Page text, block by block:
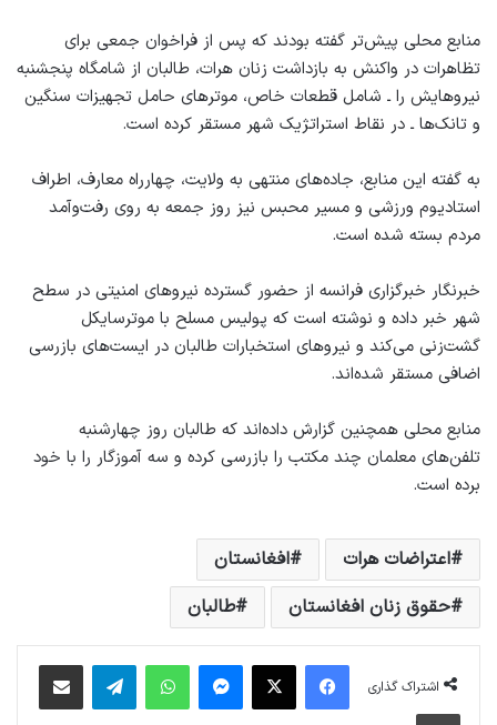
منابع محلی پیش‌تر گفته بودند که پس از فراخوان جمعی برای
تظاهرات در واکنش به بازداشت زنان هرات، طالبان از شامگاه پنجشنبه
نیروهایش را ـ شامل قطعات خاص، موترهای حامل تجهیزات سنگین
و تانک‌ها ـ در نقاط استراتژیک شهر مستقر کرده است.
به گفته این منابع، جاده‌های منتهی به ولایت، چهارراه معارف، اطراف
استادیوم ورزشی و مسیر محبس نیز روز جمعه به روی رفت‌وآمد
مردم بسته شده است.
خبرنگار خبرگزاری فرانسه از حضور گسترده نیروهای امنیتی در سطح
شهر خبر داده و نوشته است که پولیس مسلح با موترسایکل
گشت‌زنی می‌کند و نیروهای استخبارات طالبان در ایست‌های بازرسی
اضافی مستقر شده‌اند.
منابع محلی همچنین گزارش داده‌اند که طالبان روز چهارشنبه
تلفن‌های معلمان چند مکتب را بازرسی کرده و سه آموزگار را با خود
برده است.
اعتراضات هرات
افغانستان
حقوق زنان افغانستان
طالبان
اشتراک گذاری
فیس بوک X پیام رسان واتس آپ تلگرام اشتراک گذاری از طریق ایمیل
چاپ